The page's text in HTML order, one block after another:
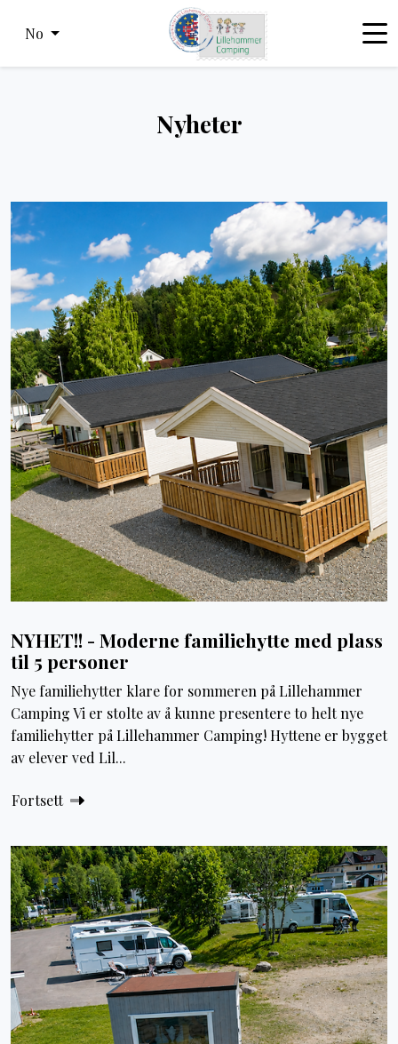
No
Nyheter
NYHET!! - Moderne familiehytte med plass
til 5 personer
Nye familiehytter klare for sommeren på Lillehammer
Camping Vi er stolte av å kunne presentere to helt nye
familiehytter på Lillehammer Camping! Hyttene er bygget
av elever ved Lil...
Fortsett